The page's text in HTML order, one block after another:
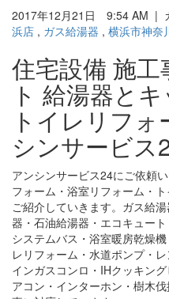
2017年12月21日 9:54 AM |
浜店 , ガス給湯器 , 横浜市神奈
住宅設備 施
ト 給湯器と
トイレリフ
シンサービス
アンシンサービス24にご依頼
フォーム・浴室リフォーム・
ご紹介していきます。ガス給
器・石油給湯器・エコキュー
システムバス・浴室暖房乾燥
レリフォーム・水道ポンプ・
インガスコンロ・IHクッキン
アコン・インターホン・樹木